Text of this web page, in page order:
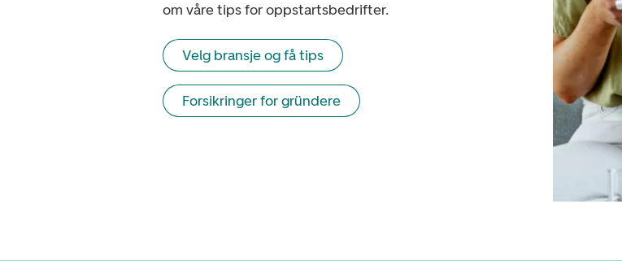
om våre tips for oppstartsbedrifter.
Velg bransje og få tips
Forsikringer for gründere